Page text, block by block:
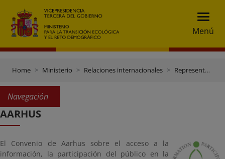
Menú
Home Ministerio Relaciones internacionales Representación ante Organismos Internacionales
Navegación
AARHUS
El Convenio de Aarhus sobre el acceso a la
información, la participación del público en la